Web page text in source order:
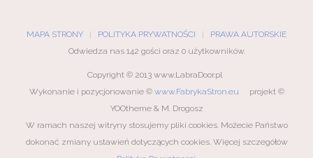
MAPA STRONY POLITYKA PRYWATNOŚCI
PRAWA AUTORSKIE
Odwiedza nas 142 gości oraz 0 użytkowników.
Copyright © 2013 www.LabraDoor.pl
Wykonanie i pozycjonowanie © www.FabrykaStron.eu projekt ©
YOOtheme & M. Drogosz
W ramach naszej witryny stosujemy pliki cookies. Możecie Państwo
dokonać zmiany ustawień dotyczących cookies. Więcej szczegółów